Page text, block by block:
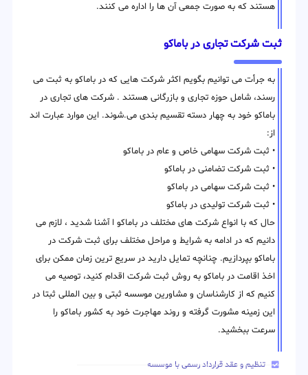
هستند که به صورت جمعی آن ها را اداره می کنند.
ثبت شرکت تجاری در باماکو
به جرأت می توانیم بگویم اکثر شرکت هایی که در باماکو به ثبت می
رسند، شامل حوزه تجاری و بازرگانی هستند . شرکت های تجاری در
باماکو خود به چهار دسته تقسیم بندی می.شوند. این موارد عبارت اند
از:
• ثبت شرکت سهامی خاص و عام در باماکو
• ثبت شرکت تضامنی در باماکو
• ثبت شرکت سهامی در باماکو
• ثبت شرکت تولیدی در باماکو
حال که با انواع شرکت های مختلف در باماکو ا آشنا شدید ، لازم می
دانیم که در ادامه به شرایط و مراحل مختلف برای ثبت شرکت در
باماکو بپردازیم. چنانچه تمایل دارید در سریع ترین زمان ممکن برای
اخذ اقامت در باماکو به روش ثبت شرکت اقدام کنید، توصیه می
کنیم که از کارشناسان و مشاورین موسسه ثبتی و بین المللی ثبتا در
این زمینه مشورت گرفته و روند مهاجرت خود به کشور باماکو را
سرعت ببخشید.
تنظیم و عقد قرارداد رسمی با موسسه